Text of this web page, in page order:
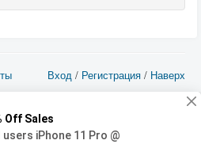
Вход / Регистрация / Наверх
только в том в случае, если
целями - для прочих целей